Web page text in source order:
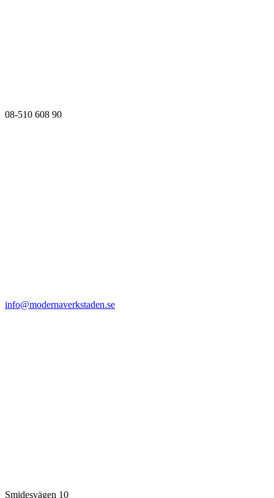
08-510 608 90
info@modernaverkstaden.se
Smidesvägen 10